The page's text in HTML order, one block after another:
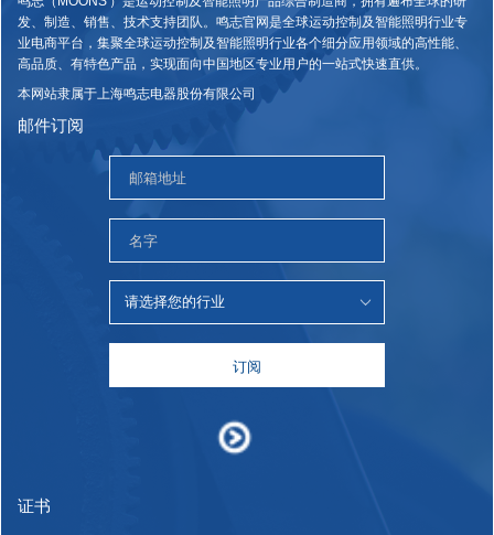
发、制造、销售、技术支持团队。鸣志官网是全球运动控制及智能照明行业专
业电商平台，集聚全球运动控制及智能照明行业各个细分应用领域的高性能、
高品质、有特色产品，实现面向中国地区专业用户的一站式快速直供。
本网站隶属于上海鸣志电器股份有限公司
邮件订阅
订阅
证书